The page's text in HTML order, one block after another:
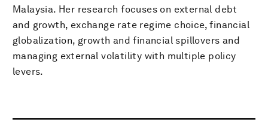
Malaysia. Her research focuses on external debt
and growth, exchange rate regime choice, financial
globalization, growth and financial spillovers and
managing external volatility with multiple policy
levers.